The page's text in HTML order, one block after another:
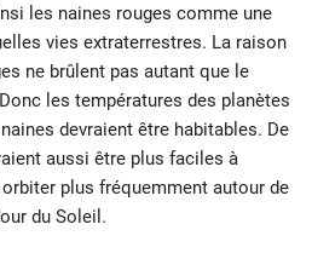
les naines rouges comme une
vies extraterrestres. La raison
ne brûlent pas autant que le
les températures des planètes
devraient être habitables. De
aussi être plus faciles à
plus fréquemment autour de
du Soleil.